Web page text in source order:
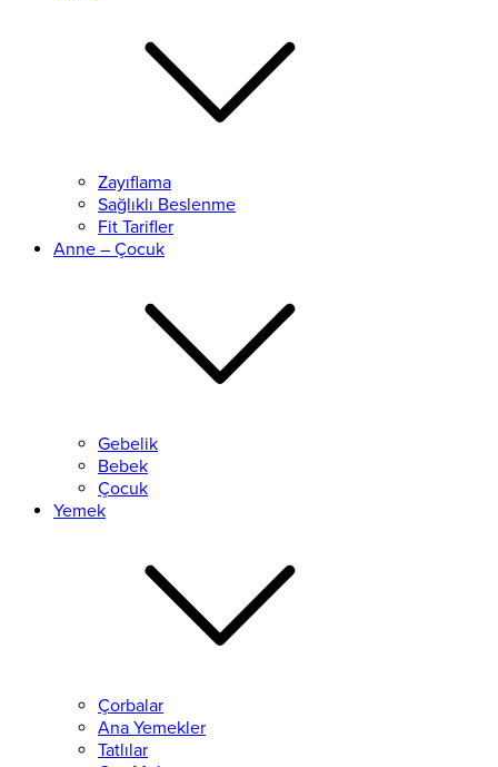
Zayıflama
Sağlıklı Beslenme
Fit Tarifler
Anne – Çocuk
Gebelik
Bebek
Çocuk
Yemek
Çorbalar
Ana Yemekler
Tatlılar